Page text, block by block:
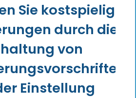
Sie kostspielige
durch die
von
Einstellung